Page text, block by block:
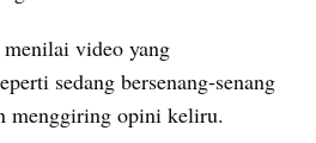
video yang
sedang bersenang-senang
menggiring opini keliru.